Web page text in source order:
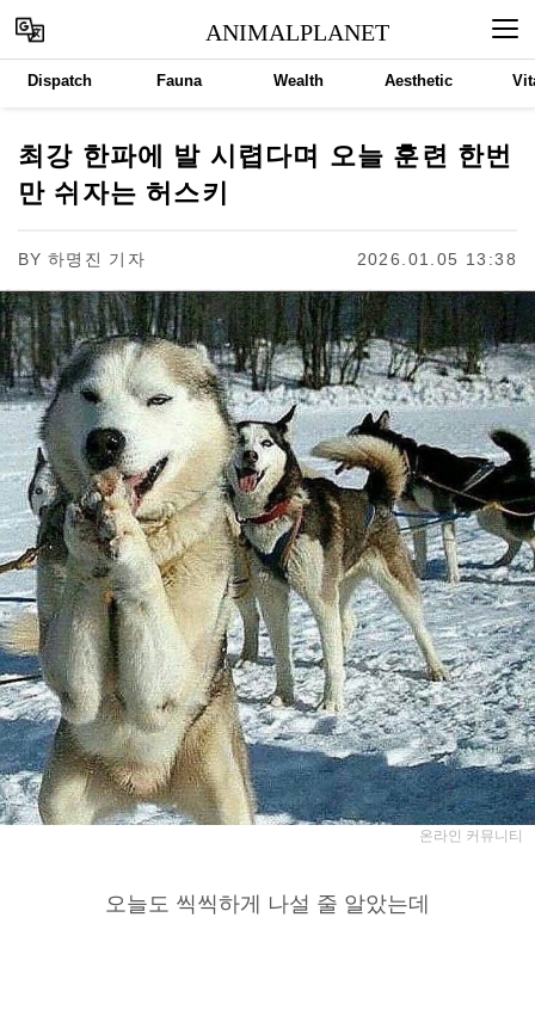
ANIMALPLANET
Dispatch Fauna Wealth Aesthetic
최강 한파에 발 시렵다며 오늘 훈련 한번
만 쉬자는 허스키
BY 하명진 기자 2026.01.05 13:38
온라인 커뮤니티
오늘도 씩씩하게 나설 줄 알았는데